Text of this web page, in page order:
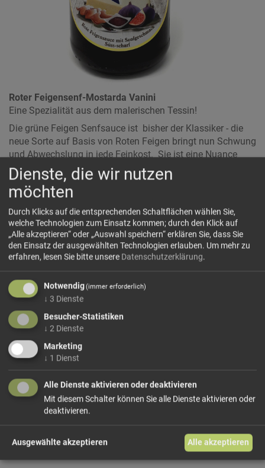
Roter Feigensenf-Mostarda Vanini
Eine Spezialität aus dem malerischen Tessin!
Die grüne Feigen Senfsauce ist bisher der Klassiker - die
neue Sorte auf Basis von Roten Feigen bringt nun Schwung
und Abwechslung in jede Feinkost. Sie ist eine Nuance
süßer als die grüne Feige Senfsauce und mit der roten
kräftigen Farbe ein schöner Kontrast zu jedem Käse.
Die rassige, süss-scharfe Rote Feigen-Senfsauce passt
aber auch wunderbar zu Wildgerichten sowie zum
klassischen Braten.Mit geschlagenem Obers verrührt
begleitet die Rote Feigen-Senfsauceaber ebenso
auserwählte Fischsorten wie geräucherte Forelle oder
Butterfisch perfekt.
Zutaten: pürierte kandierte Feigen (55%)(
Zucker, Glukosesirup, Feigen), Zucker, Wasser,
Glukosesirup, Feigenzubereitung (6%: Feigen,Zucker),
konzentrierter Fruchtfärbesaft, natürliches Feigenaroma,
Senföl(Senfaroma), Pektin, Essig, Senföl (Senfaroma).
Nährwerte je 100 Gramm:
Brennwert [KJ]
Brennwert [kcal]
Kohlenhydrate gesamt
~ 68 g
Kohlenhydrate, davon Zucker
0
Fett gesamt [g]
Eiweiß [g]
< 0,2 g
0
Dienste, die wir nutzen
möchten
Durch Klicks auf die entsprechenden Schaltflächen wählen Sie,
welche Technologien zum Einsatz kommen; durch den Klick auf
„Alle akzeptieren“ oder „Auswahl speichern“ erklären Sie, dass Sie
den Einsatz der ausgewählten Technologien erlauben. Um mehr zu
erfahren, lesen Sie bitte unsere Datenschutzerklärung.
Notwendig(immer erforderlich)
↓ 3 Dienste
Besucher-Statistiken
↓ 2 Dienste
Marketing
↓ 1 Dienst
Alle Dienste aktivieren oder deaktivieren
Mit diesem Schalter können Sie alle Dienste aktivieren oder
deaktivieren.
Ausgewählte akzeptieren Alle akzeptieren